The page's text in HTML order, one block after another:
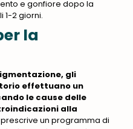
e gonfiore dopo la
1-2 giorni.
la
gli
effettuano un
le cause delle
alla
un programma di